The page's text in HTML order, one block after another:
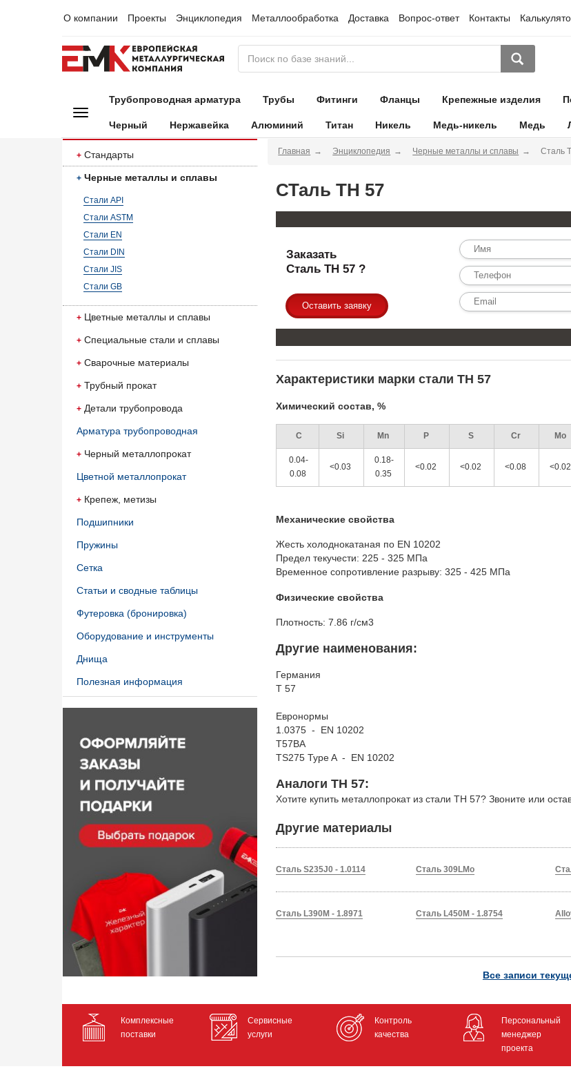
О компании Проекты Энциклопедия Металлообработка Доставка Вопрос-ответ Контакты
Трубопроводная арматура Трубы Фитинги Фланцы Крепежные изделия
Черный Нержавейка Алюминий Титан Никель Медь-никель Медь
Стандарты
Черные металлы и сплавы
Стали API
Стали ASTM
Стали EN
Стали DIN
Стали JIS
Стали GB
Цветные металлы и сплавы
Специальные стали и сплавы
Сварочные материалы
Трубный прокат
Детали трубопровода
Арматура трубопроводная
Черный металлопрокат
Цветной металлопрокат
Крепеж, метизы
Подшипники
Пружины
Сетка
Статьи и сводные таблицы
Футеровка (бронировка)
Оборудование и инструменты
Днища
Полезная информация
Главная Энциклопедия Черные металлы и сплавы Сталь
СТаль TH 57
Заказать
Сталь TH 57 ?
Оставить заявку
Характеристики марки стали TH 57
Химический состав, %
C Si Mn P S Cr Mo
0.04-
0.08
<0.03
0.18-
0.35
<0.02 <0.02 <0.08 <0.02
Механические свойства
Жесть холоднокатаная по EN 10202
Предел текучести: 225 - 325 МПа
Временное сопротивление разрыву: 325 - 425 МПа
Физические свойства
Плотность: 7.86 г/см3
Другие наименования:
Германия
T 57
Евронормы
1.0375 - EN 10202
T57BA
TS275 Type A - EN 10202
Аналоги TH 57:
Хотите купить металлопрокат из стали TH 57? Звоните или
Другие материалы
Сталь S235J0 - 1.0114 Сталь 309LMo
Сталь L390M - 1.8971 Сталь L450M - 1.8754
Все записи
Комплексные
поставки
Сервисные
услуги
Контроль
качества
Персональный
менеджер
проекта